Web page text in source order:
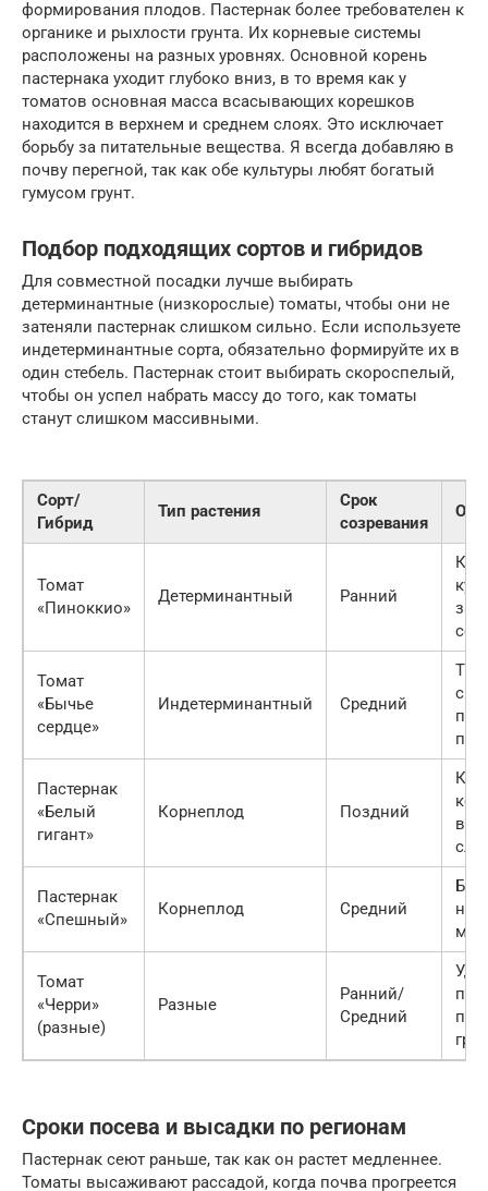
формирования плодов. Пастернак более требователен к
органике и рыхлости грунта. Их корневые системы
расположены на разных уровнях. Основной корень
пастернака уходит глубоко вниз, в то время как у
томатов основная масса всасывающих корешков
находится в верхнем и среднем слоях. Это исключает
борьбу за питательные вещества. Я всегда добавляю в
почву перегной, так как обе культуры любят богатый
гумусом грунт.
Подбор подходящих сортов и гибридов
Для совместной посадки лучше выбирать
детерминантные (низкорослые) томаты, чтобы они не
затеняли пастернак слишком сильно. Если используете
индетерминантные сорта, обязательно формируйте их в
один стебель. Пастернак стоит выбирать скороспелый,
чтобы он успел набрать массу до того, как томаты
станут слишком массивными.
Сорт/
Гибрид
Тип растения
Срок
созревания
Томат
«Пиноккио»
Детерминантный Ранний
Томат
«Бычье
сердце»
Индетерминантный Средний
Пастернак
«Белый
гигант»
Корнеплод Поздний
Пастернак
«Спешный»
Корнеплод Средний
Томат
«Черри»
(разные)
Разные
Ранний/
Средний
Сроки посева и высадки по регионам
Пастернак сеют раньше, так как он растет медленнее.
Томаты высаживают рассадой, когда почва прогреется